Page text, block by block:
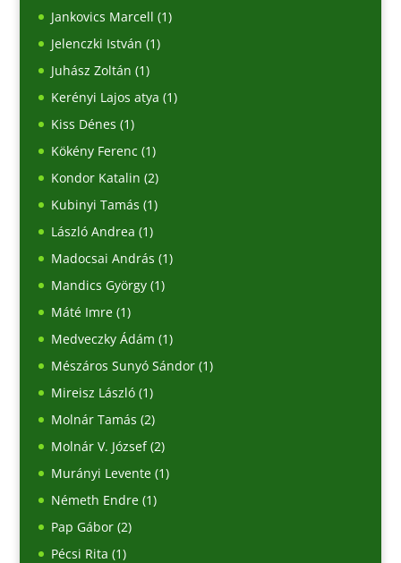
Jankovics Marcell (1)
Jelenczki István (1)
Juhász Zoltán (1)
Kerényi Lajos atya (1)
Kiss Dénes (1)
Kökény Ferenc (1)
Kondor Katalin (2)
Kubinyi Tamás (1)
László Andrea (1)
Madocsai András (1)
Mandics György(1)
Máté Imre(1)
Medveczky Ádám (1)
Mészáros Sunyó Sándor(1)
Mireisz László(1)
Molnár Tamás (2)
Molnár V. József(2)
Murányi Levente(1)
Németh Endre(1)
Pap Gábor(2)
Pécsi Rita (1)